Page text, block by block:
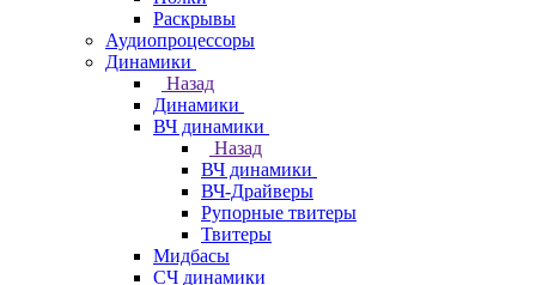
Раскрывы
Аудиопроцессоры
Динамики
Назад
Динамики
ВЧ динамики
Назад
ВЧ динамики
ВЧ-Драйверы
Рупорные твитеры
Твитеры
Мидбасы
СЧ динамики